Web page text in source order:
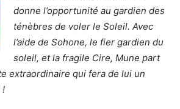
donne l’opportunité au gardien des
ténèbres de voler le Soleil. Avec
l’aide de Sohone, le fier gardien du
soleil, et la fragile Cire, Mune part
extraordinaire qui fera de lui un
!